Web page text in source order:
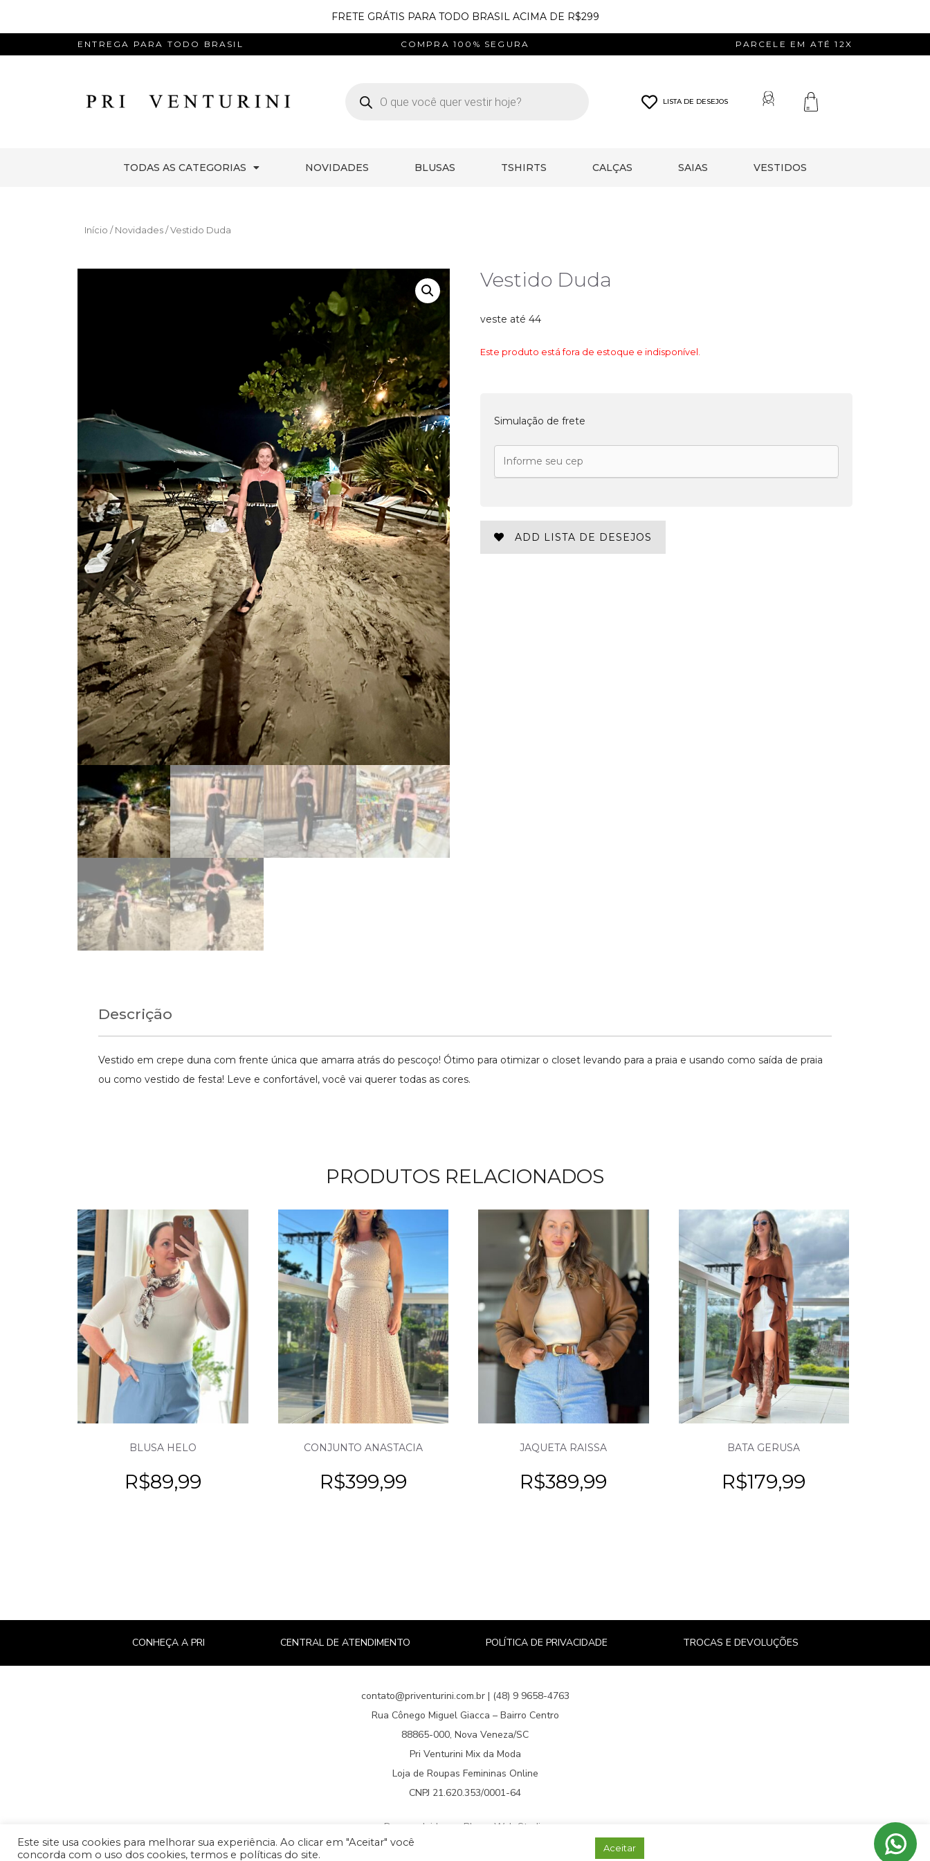
FRETE GRÁTIS PARA TODO BRASIL ACIMA DE R$299
ENTREGA PARA TODO BRASIL COMPRA 100% SEGURA PARCELE EM ATÉ 12X
LISTA DE DESEJOS
TODAS AS CATEGORIAS NOVIDADES BLUSAS TSHIRTS CALÇAS SAIAS VESTIDOS
Início / Novidades / Vestido Duda
Vestido Duda
veste até 44
Este produto está fora de estoque e indisponível.
Simulação de frete
ADD LISTA DE DESEJOS
Descrição
Vestido em crepe duna com frente única que amarra atrás do pescoço! Ótimo para otimizar o closet levando para a praia e usando como saída de praia
ou como vestido de festa! Leve e confortável, você vai querer todas as cores.
PRODUTOS RELACIONADOS
BLUSA HELO
R$89,99
CONJUNTO ANASTACIA
R$399,99
JAQUETA RAISSA
R$389,99
BATA GERUSA
R$179,99
CONHEÇA A PRI CENTRAL DE ATENDIMENTO POLÍTICA DE PRIVACIDADE TROCAS E DEVOLUÇÕES
contato@priventurini.com.br | (48) 9 9658-4763
Rua Cônego Miguel Giacca – Bairro Centro
88865-000, Nova Veneza/SC
Pri Venturini Mix da Moda
Loja de Roupas Femininas Online
CNPJ 21.620.353/0001-64
Desenvolvido por Blume Web Studio
Este site usa cookies para melhorar sua experiência. Ao clicar em "Aceitar" você
concorda com o uso dos cookies, termos e políticas do site.
Aceitar